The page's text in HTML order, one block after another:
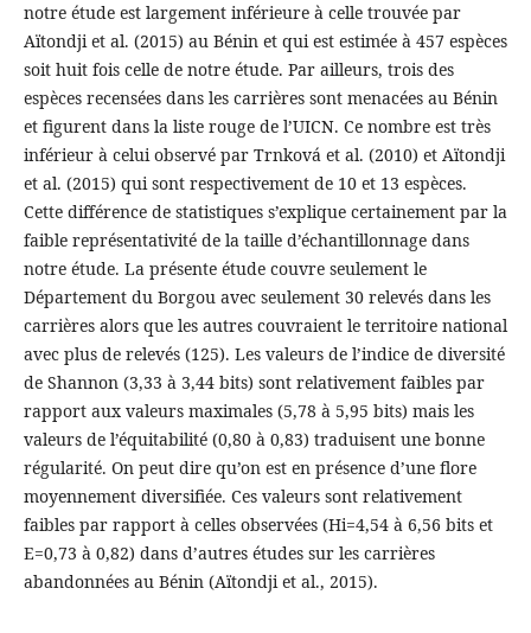
notre étude est largement inférieure à celle trouvée par
Aïtondji et al. (2015) au Bénin et qui est estimée à 457 espèces
soit huit fois celle de notre étude. Par ailleurs, trois des
espèces recensées dans les carrières sont menacées au Bénin
et figurent dans la liste rouge de l’UICN. Ce nombre est très
inférieur à celui observé par Trnková et al. (2010) et Aïtondji
et al. (2015) qui sont respectivement de 10 et 13 espèces.
Cette différence de statistiques s’explique certainement par la
faible représentativité de la taille d’échantillonnage dans
notre étude. La présente étude couvre seulement le
Département du Borgou avec seulement 30 relevés dans les
carrières alors que les autres couvraient le territoire national
avec plus de relevés (125). Les valeurs de l’indice de diversité
de Shannon (3,33 à 3,44 bits) sont relativement faibles par
rapport aux valeurs maximales (5,78 à 5,95 bits) mais les
valeurs de l’équitabilité (0,80 à 0,83) traduisent une bonne
régularité. On peut dire qu’on est en présence d’une flore
moyennement diversifiée. Ces valeurs sont relativement
faibles par rapport à celles observées (Hi=4,54 à 6,56 bits et
E=0,73 à 0,82) dans d’autres études sur les carrières
abandonnées au Bénin (Aïtondji et al., 2015).